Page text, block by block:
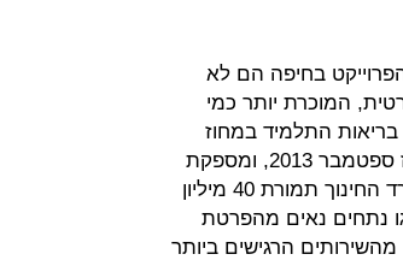
בחיפה הם לא
המוכרת יותר כמי
התלמיד במחוז
המרכז עבור משרד הבריאות תמורת כ-77 מיליון שקל מאז ספטמבר 2013, ומספקת
את שירותי הרפואה לתלמידים בחינוך המיוחד מטעם משרד החינוך תמורת 40 מיליון
נתחים נאים מהפרטת
הרגישים ביותר